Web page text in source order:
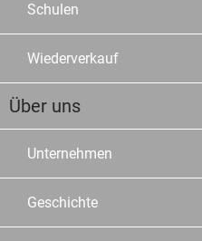
Schulen
Wiederverkauf
Über uns
Unternehmen
Geschichte